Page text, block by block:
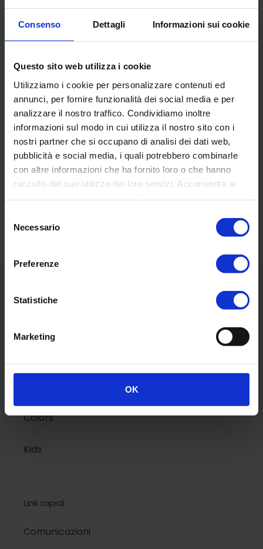
Consenso Dettagli Informazioni sui cookie
Questo sito web utilizza i cookie
Utilizziamo i cookie per personalizzare contenuti ed
annunci, per fornire funzionalità dei social media e per
analizzare il nostro traffico. Condividiamo inoltre
informazioni sul modo in cui utilizza il nostro sito con i
nostri partner che si occupano di analisi dei dati web,
pubblicità e social media, i quali potrebbero combinarle
con altre informazioni che ha fornito loro o che hanno
raccolto dal suo utilizzo dei loro servizi. Acconsenta ai
delNecessario
Preferenze
Statistiche
Marketing
OK
: Ø 30 cm
Base: plastica antiurto
Meridiano:plastica antiurto
Lampada:led
RECENSIONI DEI CLIENTI
Menù
Colors
Kids
Link rapidi
Comunicazioni